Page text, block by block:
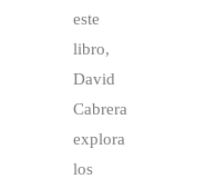
este
libro,
David
Cabrera
explora
los